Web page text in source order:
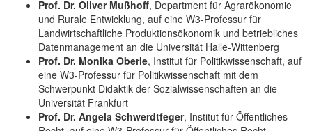
Prof. Dr. Oliver Mußhoff, Department für Agrarökonomie
und Rurale Entwicklung, auf eine W3-Professur für
Landwirtschaftliche Produktionsökonomik und betriebliches
Datenmanagement an die Universität Halle-Wittenberg
Prof. Dr. Monika Oberle, Institut für Politikwissenschaft, auf
eine W3-Professur für Politikwissenschaft mit dem
Schwerpunkt Didaktik der Sozialwissenschaften an die
Universität Frankfurt
Prof. Dr. Angela Schwerdtfeger, Institut für Öffentliches